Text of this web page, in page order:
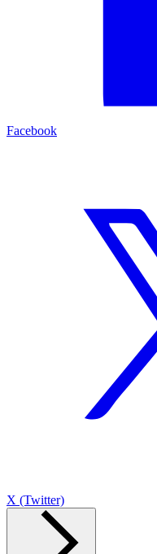
Facebook
X (Twitter)